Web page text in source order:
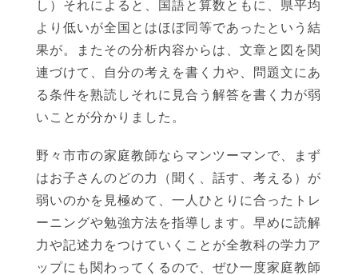
し）それによると、国語と算数ともに、県平均
より低いが全国とはほぼ同等であったという結
果が。またその分析内容からは、文章と図を関
連づけて、自分の考えを書く力や、問題文にあ
る条件を熟読しそれに見合う解答を書く力が弱
いことが分かりました。
野々市市の家庭教師ならマンツーマンで、まず
はお子さんのどの力（聞く、話す、考える）が
弱いのかを見極めて、一人ひとりに合ったトレ
ーニングや勉強方法を指導します。早めに読解
力や記述力をつけていくことが全教科の学力ア
ップにも関わってくるので、ぜひ一度家庭教師